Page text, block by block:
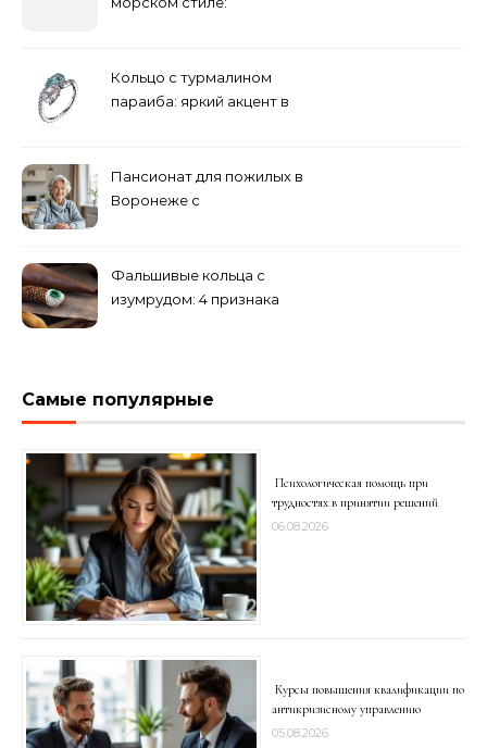
Кольцо с турмалином
параиба: яркий акцент в
Пансионат для пожилых в
Воронеже с
Фальшивые кольца с
изумрудом: 4 признака
Самые популярные
Психологическая помощь при
трудностях в принятии решений
06.08.2026
Курсы повышения квалификации по
антикризисному управлению
05.08.2026